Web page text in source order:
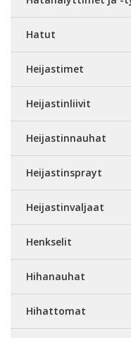
Hatut
Heijastimet
Heijastinliivit
Heijastinnauhat
Heijastinsprayt
Heijastinvaljaat
Henkselit
Hihanauhat
Hihattomat